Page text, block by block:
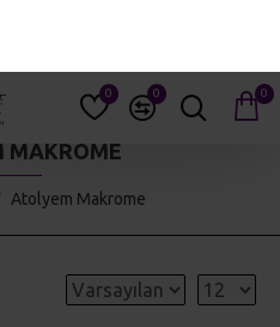
Atolyem Makrome
MAKROME
YÜKLE